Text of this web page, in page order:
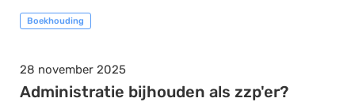
Boekhouding
28 november 2025
Administratie bijhouden als zzp'er?